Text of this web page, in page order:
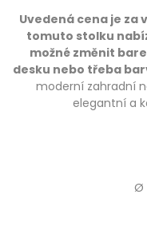
Uvedená cena je za
tomuto stolku
možné změnit
desku nebo třeba
moderní zahradní
elegantní a
Ø